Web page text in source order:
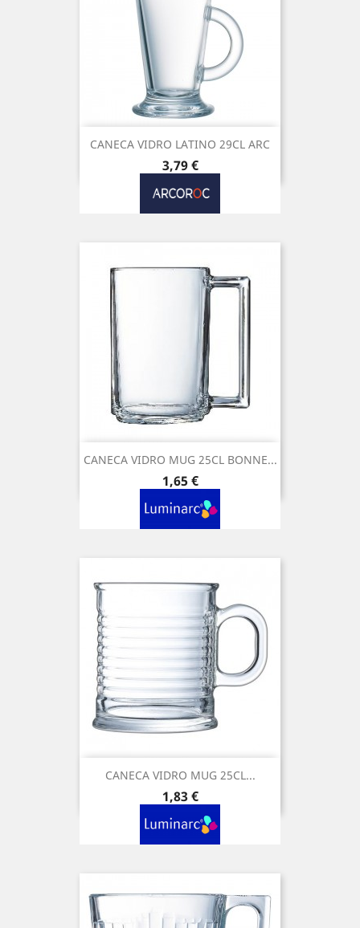
CANECA VIDRO LATINO 29CL ARC
Preço
3,79 €
CANECA VIDRO MUG 25CL BONNE...
Preço
1,65 €
CANECA VIDRO MUG 25CL...
Preço
1,83 €